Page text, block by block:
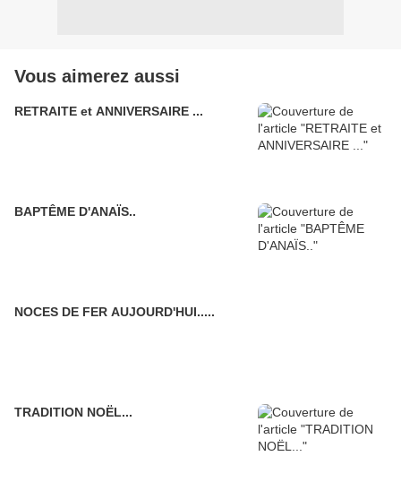
Vous aimerez aussi
RETRAITE et ANNIVERSAIRE ...
BAPTÊME D'ANAÏS..
NOCES DE FER AUJOURD'HUI.....
TRADITION NOËL...